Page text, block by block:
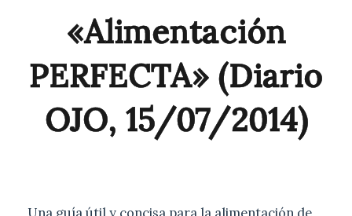
«Alimentación
PERFECTA» (Diario
OJO, 15/07/2014)